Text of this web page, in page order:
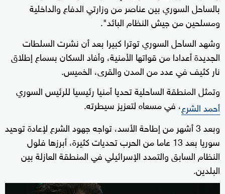
بالساحل السوري بين عناصر من وزارتي الدفاع والداخلية
ومسلحين من جيش النظام البائد".
وشهد الساحل السوري توترا كبيرا بعد أن نشرت السلطات
الجديدة أعدادا من قواتها الأمنية، وأفاد السكان بسماع إطلاق
نار كثيف في عدد من المدن والقرى، الخميس.
وتمثل المنطقة الساحلية تحديا أمنيا رئيسيا للرئيس السوري
أحمد الشرع، في مسعاه لتعزيز سيطرته.
وبعد 3 أشهر من إطاحة الأسد، تواجه جهود الشرع لإعادة توحيد
سوريا بعد 13 عاما من الحرب تحديات كثيرة، أبرزها فلول
النظام السابق والتمدد الإسرائيلي في المنطقة العازلة بين
البلدين.